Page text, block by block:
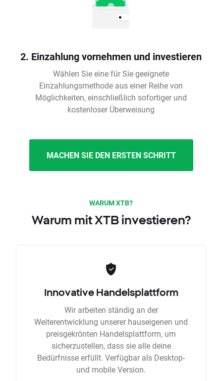
2. Einzahlung vornehmen und investieren
Wählen Sie eine für Sie geeignete
Einzahlungsmethode aus einer Reihe von
Möglichkeiten, einschließlich sofortiger und
kostenloser Überweisung
MACHEN SIE DEN ERSTEN SCHRITT
WARUM XTB?
Warum mit XTB investieren?
Innovative Handelsplattform
Wir arbeiten ständig an der
Weiterentwicklung unserer hauseigenen und
preisgekrönten Handelsplattform, um
sicherzustellen, dass sie alle deine
Bedürfnisse erfüllt. Verfügbar als Desktop-
und mobile Version.